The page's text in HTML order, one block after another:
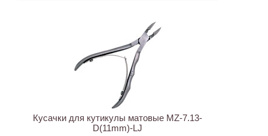
Кусачки для кутикулы матовые MZ-7.13-
D(11mm)-LJ